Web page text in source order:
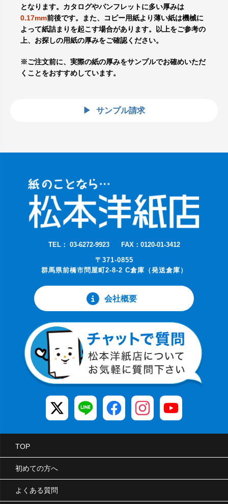
となります。カタログやパンフレットに多い厚みは
0.17mm前後です。また、コピー用紙より薄い紙は機械に
よって紙詰まりを起こす場合があります。以上をご参考の
上、お探しの用紙の厚みをご確認ください。
※ご注文前に、実際の紙の厚みをサンプルでお確めいただ
くことをおすすめしています。
サンプル請求
TEL： 03-6272-9923
FAX：0120-01-3412
〒371-0855
群馬県前橋市問屋町2-8-2 C倉庫（発送倉庫）
会社概要
TOP
初めての方へ
よくある質問